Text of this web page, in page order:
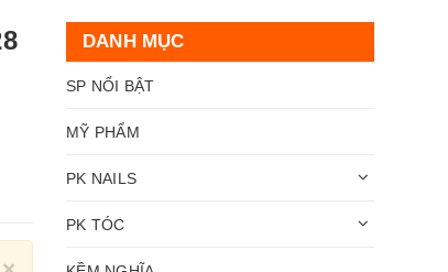
DANH MỤC
SP NỔI BẬT
MỸ PHẨM
PK NAILS
PK TÓC